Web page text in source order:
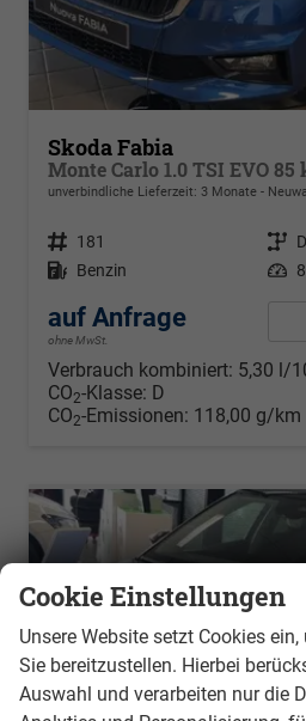
Skoda Fabia
Monte Carlo 1.0 TSI EVO 85
unverbindliche Lieferzeit: 3 Monate
Fahrzeugnr. 181 Getriebe
Kraftstoff Benzin Leistung
auf Anfrage
ohne MwSt.
Verbrauch kombiniert: 5,30 l/
CO2-Klasse: D
CO2-Emissionen: 118,00 g/km
Cookie Einstellungen
Unsere Website setzt Cookies
Sie bereitzustellen. Hierbei
Auswahl und verarbeiten nur die